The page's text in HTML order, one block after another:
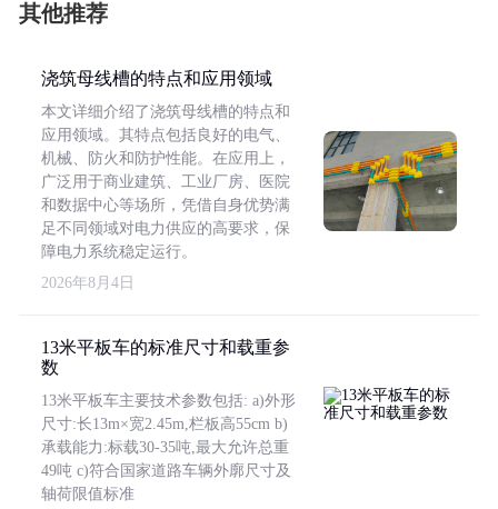
其他推荐
浇筑母线槽的特点和应用领域
本文详细介绍了浇筑母线槽的特点和
应用领域。其特点包括良好的电气、
机械、防火和防护性能。在应用上，
广泛用于商业建筑、工业厂房、医院
和数据中心等场所，凭借自身优势满
足不同领域对电力供应的高要求，保
障电力系统稳定运行。
2026年8月4日
13米平板车的标准尺寸和载重参
数
13米平板车主要技术参数包括: a)外形
尺寸:长13m×宽2.45m,栏板高55cm b)
承载能力:标载30-35吨,最大允许总重
49吨 c)符合国家道路车辆外廓尺寸及
轴荷限值标准